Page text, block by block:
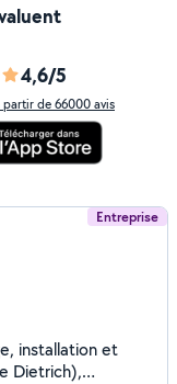
4,6/5
partir de 66000 avis
Entreprise
Dietrich),